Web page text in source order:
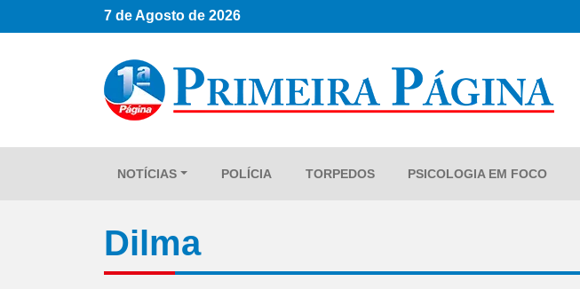
7 de Agosto de 2026
NOTÍCIAS POLÍCIA TORPEDOS PSICOLOGIA EM FOCO
Dilma